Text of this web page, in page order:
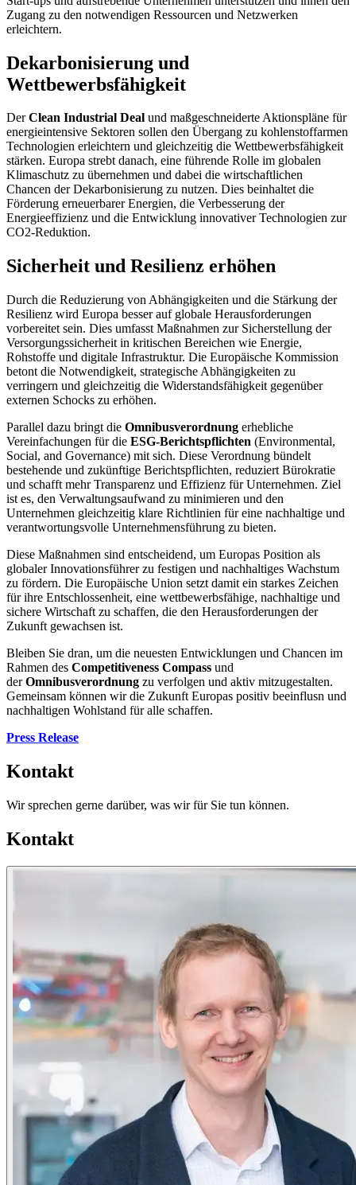
Zugang zu den notwendigen Ressourcen und Netzwerken
erleichtern.
Dekarbonisierung und
Wettbewerbsfähigkeit
DerClean Industrial Deal und maßgeschneiderte Aktionspläne für
energieintensive Sektoren sollen den Übergang zu kohlenstoffarmen
Technologien erleichtern und gleichzeitig die Wettbewerbsfähigkeit
stärken. Europa strebt danach, eine führende Rolle im globalen
Klimaschutz zu übernehmen und dabei die wirtschaftlichen
Chancen der Dekarbonisierung zu nutzen. Dies beinhaltet die
Förderung erneuerbarer Energien, die Verbesserung der
Energieeffizienz und die Entwicklung innovativer Technologien zur
CO2-Reduktion.
Sicherheit und Resilienz erhöhen
Durch die Reduzierung von Abhängigkeiten und die Stärkung der
Resilienz wird Europa besser auf globale Herausforderungen
vorbereitet sein. Dies umfasst Maßnahmen zur Sicherstellung der
Versorgungssicherheit in kritischen Bereichen wie Energie,
Rohstoffe und digitale Infrastruktur. Die Europäische Kommission
betont die Notwendigkeit, strategische Abhängigkeiten zu
verringern und gleichzeitig die Widerstandsfähigkeit gegenüber
externen Schocks zu erhöhen.
Parallel dazu bringt die Omnibusverordnung erhebliche
Vereinfachungen für die ESG-Berichtspflichten (Environmental,
Social, and Governance) mit sich. Diese Verordnung bündelt
bestehende und zukünftige Berichtspflichten, reduziert Bürokratie
und schafft mehr Transparenz und Effizienz für Unternehmen. Ziel
ist es, den Verwaltungsaufwand zu minimieren und den
Unternehmen gleichzeitig klare Richtlinien für eine nachhaltige und
verantwortungsvolle Unternehmensführung zu bieten.
Diese Maßnahmen sind entscheidend, um Europas Position als
globaler Innovationsführer zu festigen und nachhaltiges Wachstum
zu fördern. Die Europäische Union setzt damit ein starkes Zeichen
für ihre Entschlossenheit, eine wettbewerbsfähige, nachhaltige und
sichere Wirtschaft zu schaffen, die den Herausforderungen der
Zukunft gewachsen ist.
Bleiben Sie dran, um die neuesten Entwicklungen und Chancen im
Rahmen des Competitiveness Compass und
derOmnibusverordnung zu verfolgen und aktiv mitzugestalten.
Gemeinsam können wir die Zukunft Europas positiv beeinflusn und
nachhaltigen Wohlstand für alle schaffen.
Press Release
Kontakt
Wir sprechen gerne darüber, was wir für Sie tun können.
Kontakt